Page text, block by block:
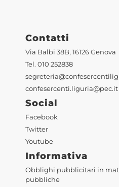
Contatti
Via Balbi 38B, 16126 Genova
Tel. 010 252838
confesercenti.liguria@pec.it
Social
Facebook
Twitter
Youtube
Informativa
Obblighi pubblicitari in
pubbliche